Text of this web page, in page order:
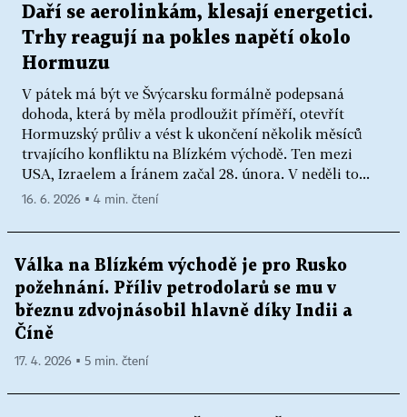
Daří se aerolinkám, klesají energetici.
Trhy reagují na pokles napětí okolo
Hormuzu
V pátek má být ve Švýcarsku formálně podepsaná
dohoda, která by měla prodloužit příměří, otevřít
Hormuzský průliv a vést k ukončení několik měsíců
trvajícího konfliktu na Blízkém východě. Ten mezi
USA, Izraelem a Íránem začal 28. února. V neděli to...
16. 6. 2026 ▪ 4 min. čtení
Válka na Blízkém východě je pro Rusko
požehnání. Příliv petrodolarů se mu v
březnu zdvojnásobil hlavně díky Indii a
Číně
17. 4. 2026 ▪ 5 min. čtení